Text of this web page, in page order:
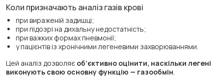
Коли призначають аналіз газів крові
при вираженій задишці;
при підозрі на дихальну недостатність;
при важких формах пневмонії;
у пацієнтів із хронічними легеневими захворюваннями.
Цей аналіз дозволяє об’єктивно оцінити, наскільки легені
виконують свою основну функцію — газообмін